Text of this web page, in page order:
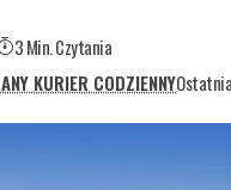
KURIER CODZIENNY
3 Min. Czytania